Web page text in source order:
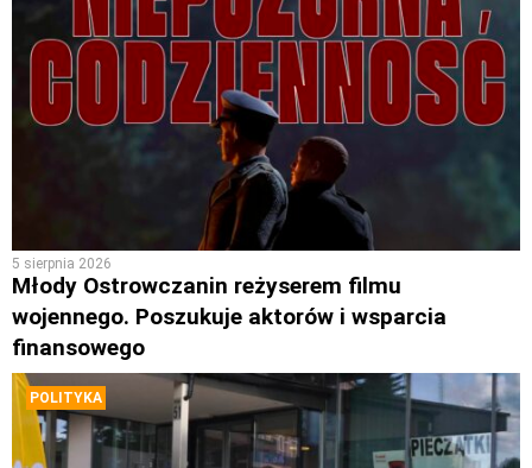
5 sierpnia 2026
Młody Ostrowczanin reżyserem filmu
wojennego. Poszukuje aktorów i wsparcia
finansowego
POLITYKA